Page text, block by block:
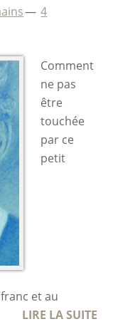
4
Comment
ne pas
être
touchée
par ce
petit
et au
LIRE LA SUITE